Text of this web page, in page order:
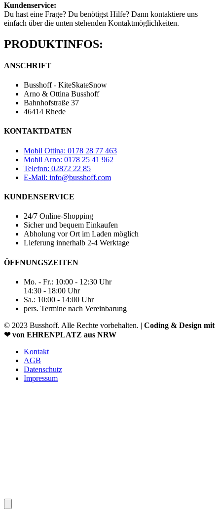
Kundenservice:
Du hast eine Frage? Du benötigst Hilfe? Dann kontaktiere uns
einfach über die unten stehenden Kontaktmöglichkeiten.
PRODUKTINFOS:
ANSCHRIFT
Busshoff - KiteSkateSnow
Arno & Ottina Busshoff
Bahnhofstraße 37
46414 Rhede
KONTAKTDATEN
Mobil Ottina: 0178 28 77 463
Mobil Arno: 0178 25 41 962
Telefon: 02872 22 85
E-Mail: info@busshoff.com
KUNDENSERVICE
24/7 Online-Shopping
Sicher und bequem Einkaufen
Abholung vor Ort im Laden möglich
Lieferung innerhalb 2-4 Werktage
ÖFFNUNGSZEITEN
Mo. - Fr.: 10:00 - 12:30 Uhr
14:30 - 18:00 Uhr
Sa.: 10:00 - 14:00 Uhr
pers. Termine nach Vereinbarung
© 2023 Busshoff. Alle Rechte vorbehalten. | Coding & Design mit
❤ von EHRENPLATZ aus NRW
Kontakt
AGB
Datenschutz
Impressum